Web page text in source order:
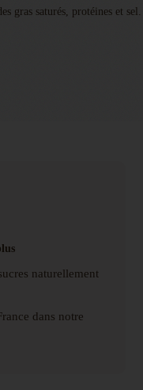
gras saturés, protéines et sel.
naturellement
dans notre